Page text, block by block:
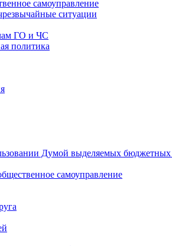
самоуправление
ситуации
ГО и ЧС
политика
Думой выделяемых бюджетных
самоуправление